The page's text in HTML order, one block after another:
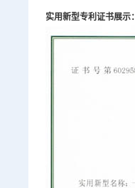
实用新型专利证书展示：